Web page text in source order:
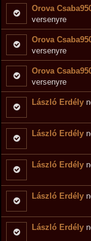
Orova
versenyre
Orova
versenyre
Orova
versenyre
László Erdély
László Erdély
László Erdély
László Erdély
László Erdély